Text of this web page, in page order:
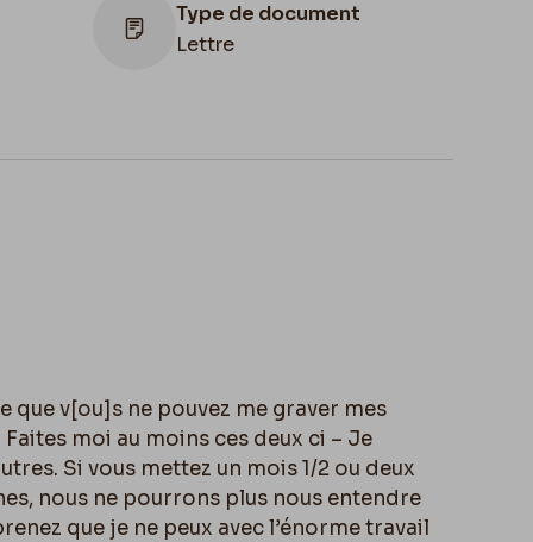
Type de document
Lettre
Illustration
que v[ou] s ne pouvez me graver mes
moi au moins ces deux ci – Je
Si vous mettez un mois 1/2 ou deux
nous ne pourrons plus nous entendre
que je ne peux avec l’énorme travail